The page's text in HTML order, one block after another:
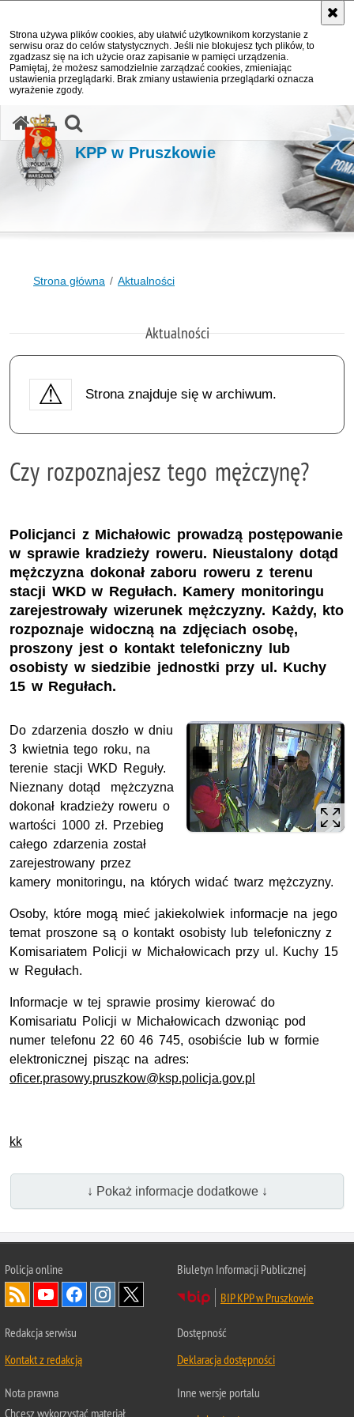
Strona używa plików cookies, aby ułatwić użytkownikom korzystanie z
serwisu oraz do celów statystycznych. Jeśli nie blokujesz tych plików, to
zgadzasz się na ich użycie oraz zapisanie w pamięci urządzenia.
Pamiętaj, że możesz samodzielnie zarządzać cookies, zmieniając
ustawienia przeglądarki. Brak zmiany ustawienia przeglądarki oznacza
wyrażenie zgody.
KPP w Pruszkowie
Strona główna Aktualności
Aktualności
Strona znajduje się w archiwum.
Czy rozpoznajesz tego mężczynę?
Policjanci z Michałowic prowadzą postępowanie
w sprawie kradzieży roweru. Nieustalony dotąd
mężczyzna dokonał zaboru roweru z terenu
stacji WKD w Regułach. Kamery monitoringu
zarejestrowały wizerunek mężczyzny. Każdy, kto
rozpoznaje widoczną na zdjęciach osobę,
proszony jest o kontakt telefoniczny lub
osobisty w siedzibie jednostki przy ul. Kuchy
15 w Regułach.
Do zdarzenia doszło w dniu
3 kwietnia tego roku, na
terenie stacji WKD Reguły.
Nieznany dotąd mężczyzna
dokonał kradzieży roweru o
wartości 1000 zł. Przebieg
całego zdarzenia został
zarejestrowany przez
kamery monitoringu, na których widać twarz mężczyzny.
Osoby, które mogą mieć jakiekolwiek informacje na jego
temat proszone są o kontakt osobisty lub telefoniczny z
Komisariatem Policji w Michałowicach przy ul. Kuchy 15
w Regułach.
Informacje w tej sprawie prosimy kierować do
Komisariatu Policji w Michałowicach dzwoniąc pod
numer telefonu 22 60 46 745, osobiście lub w formie
elektronicznej pisząc na adres:
oficer.prasowy.pruszkow@ksp.policja.gov.pl
kk
↓ Pokaż informacje dodatkowe ↓
Policja online
Biuletyn Informacji Publicznej
BIP KPP w Pruszkowie
Redakcja serwisu
Kontakt z redakcją
Dostępność
Deklaracja dostępności
Nota prawna
Chcesz wykorzystać materiał
Inne wersje portalu